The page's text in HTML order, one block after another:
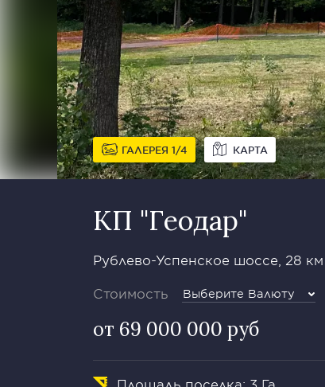
ГАЛЕРЕЯ 1 4 КАРТА
КП "Геодар"
Рублево-Успенское шоссе, 28 км
Стоимость Выберите Валюту
от 69 000 000 руб
Площадь поселка: 3 Га